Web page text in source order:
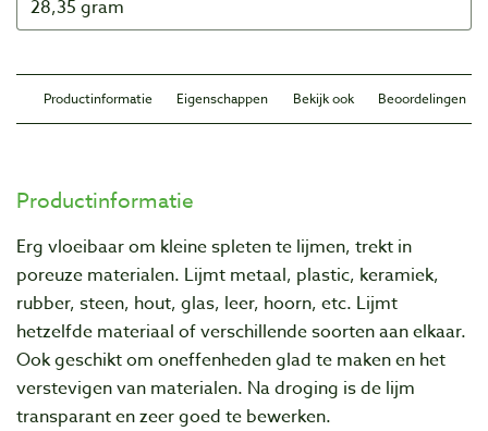
Productinformatie Eigenschappen Bekijk ook Beoordelingen
Productinformatie
Erg vloeibaar om kleine spleten te lijmen, trekt in
poreuze materialen. Lijmt metaal, plastic, keramiek,
rubber, steen, hout, glas, leer, hoorn, etc. Lijmt
hetzelfde materiaal of verschillende soorten aan elkaar.
Ook geschikt om oneffenheden glad te maken en het
verstevigen van materialen. Na droging is de lijm
transparant en zeer goed te bewerken.